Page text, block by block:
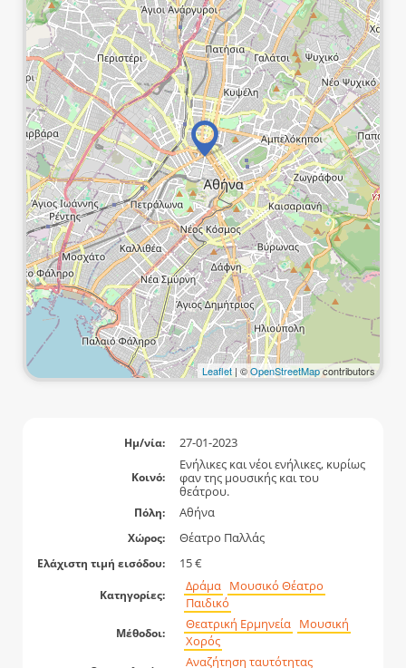
Leaflet | ©OpenStreetMapcontributors
Ημ/νία: 27-01-2023
Κοινό:
Ενήλικες και νέοι ενήλικες, κυρίως
φαν της μουσικής και του
θεάτρου.
Πόλη: Αθήνα
Χώρος: Θέατρο Παλλάς
Ελάχιστη τιμή εισόδου: 15 €
Κατηγορίες:
Δράμα Μουσικό Θέατρο
Παιδικό
Μέθοδοι:
Θεατρική Ερμηνεία Μουσική
Χορός
Αναζήτηση ταυτότητας